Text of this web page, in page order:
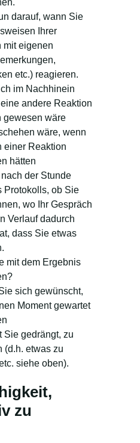
darauf, wann Sie
Ihrer
mit eigenen
etc.) reagieren.
im Nachhinein
andere Reaktion
gewesen wäre
wäre, wenn
einer Reaktion
hätten
der Stunde
Protokolls, ob Sie
wo Ihr Gespräch
Verlauf dadurch
dass Sie etwas
mit dem Ergebnis
sich gewünscht,
Moment gewartet
Sie gedrängt, zu
(d.h. etwas zu
siehe oben).
zu